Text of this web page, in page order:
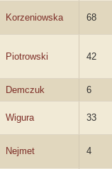
Korzeniowska 68
Piotrowski 42
Demczuk 6
Wigura 33
Nejmet 4